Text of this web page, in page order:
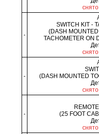
-
SWITCH KIT -
(DASH
TACHOMETER ON
-
(DASH MOUNTED
-
(25 FOOT